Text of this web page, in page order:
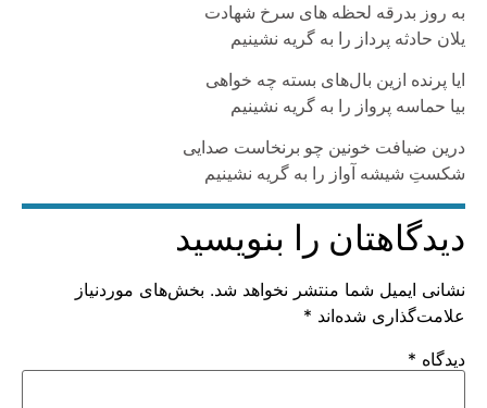
به روز بدرقه لحظه های سرخ شهادت
یلان حادثه پرداز را به گریه نشینیم
ایا پرنده ازین بال‌های بسته چه خواهی
بیا حماسه پرواز را به گریه نشینیم
درین ضیافت خونین چو برنخاست صدایی
شکستِ شیشه آواز را به گریه نشینیم
دیدگاهتان را بنویسید
نشانی ایمیل شما منتشر نخواهد شد. بخش‌های موردنیاز
علامت‌گذاری شده‌اند *
دیدگاه *